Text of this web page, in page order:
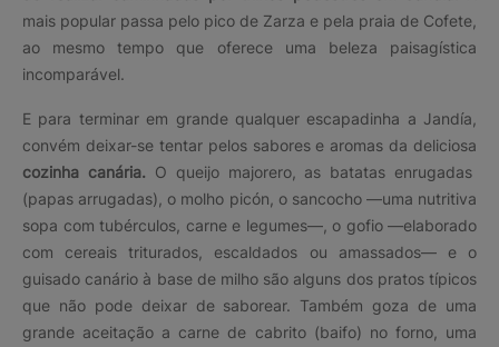
mais popular passa pelo pico de Zarza e pela praia de Cofete,
ao mesmo tempo que oferece uma beleza paisagística
incomparável.
E para terminar em grande qualquer escapadinha a Jandía,
convém deixar-se tentar pelos sabores e aromas da deliciosa
cozinha canária. O queijo majorero, as batatas enrugadas
(papas arrugadas), o molho picón, o sancocho —uma nutritiva
sopa com tubérculos, carne e legumes—, o gofio —elaborado
com cereais triturados, escaldados ou amassados— e o
guisado canário à base de milho são alguns dos pratos típicos
que não pode deixar de saborear. Também goza de uma
grande aceitação a carne de cabrito (baifo) no forno, uma